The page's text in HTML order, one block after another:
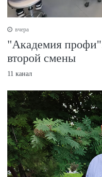
вчера
"Академия
второй смены
11 канал